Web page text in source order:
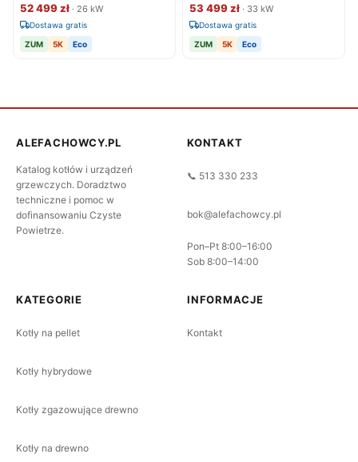
52 499 zł · 26 kW
Dostawa gratis
ZUM
5K Eco
53 499 zł · 33 kW
Dostawa gratis
ZUM
5K Eco
ALEFACHOWCY.PL
Katalog kotłów i urządzeń
grzewczych. Doradztwo
techniczne i pomoc w
dofinansowaniu Czyste
Powietrze.
KONTAKT
📞 513 330 233
bok@alefachowcy.pl
Pon–Pt 8:00–16:00
Sob 8:00–14:00
KATEGORIE
Kotły na pellet
Kotły hybrydowe
Kotły zgazowujące drewno
Kotły na drewno
INFORMACJE
Kontakt